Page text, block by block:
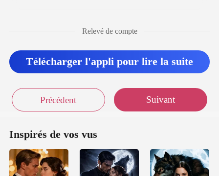
Relevé de compte
Télécharger l'appli pour lire la suite
Précédent Suivant
Inspirés de vos vus